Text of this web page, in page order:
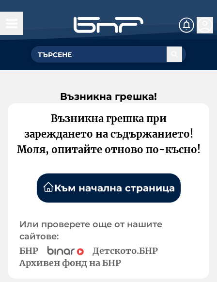
Възникна грешка!
Възникна грешка при
зареждането на съдържанието!
Моля, опитайте отново по-късно!
Към начална страница
Или проверете още от нашите
сайтове:
БНР
Детското.БНР
Архивен фонд на БНР